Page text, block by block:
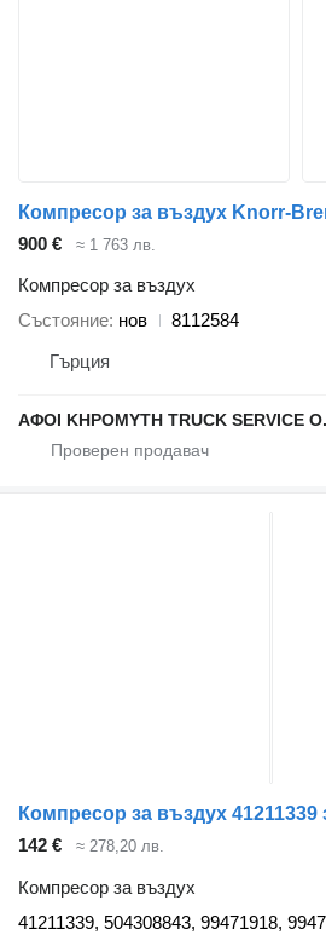
900 € ≈ 1 763 лв.
Компресор за въздух
Състояние нов
8112584
Гърция
ΑΦΟΙ ΚΗΡΟΜΥΤΗ TRUCK SERVICE
142 € ≈ 278,20 лв.
Компресор за въздух
41211339, 504308843, 99471918,